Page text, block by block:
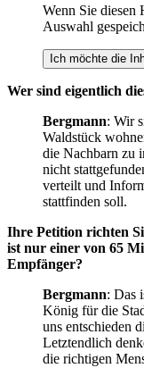
Wenn Sie diesen
Auswahl
Ich möchte die
Wer sind eigentlich
Bergmann: Wir
Waldstück
die Nachbarn zu
nicht
verteilt und
stattfinden soll.
Ihre Petition richten
ist nur einer von 65
Empfänger?
Bergmann: Das
König für die
uns entschieden
Letztendlich
die richtigen